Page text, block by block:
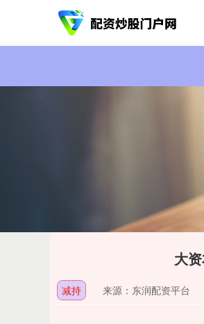
大
减持 来源：东润配资平台